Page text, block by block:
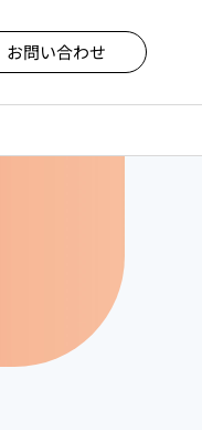
お問い合わせ